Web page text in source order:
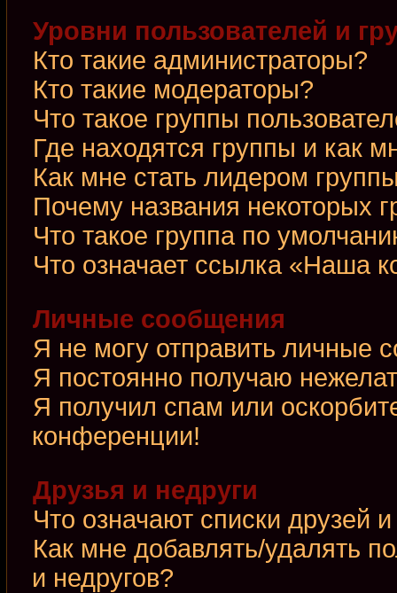
Уровни пользователей и
Кто такие администраторы?
Кто такие модераторы?
Что такое группы
Где находятся группы и как
Как мне стать лидером
Почему названия некоторых
Что такое группа по
Что означает ссылка «Наша
Личные сообщения
Я не могу отправить личные
Я постоянно получаю
Я получил спам или
конференции!
Друзья и недруги
Что означают списки друзей
Как мне добавлять/удалять
и недругов?